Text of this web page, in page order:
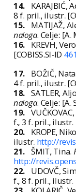
14.
KARAJBIĆ,
8 f. pril., ilustr.
15.
MATIJAŽ,
naloga. Celje: [A.
16.
KREVH,
[COBISS.SI-ID
17. BOŽIČ,
4 f. pril., ilustr.
18. SATLER,
naloga. Celje: [A.
19.
f., 3 f. pril., ilustr.
20.
KROPE,
ilustr. http://
21. ŠMIT, Tina.
http://
22.
UDOVČ,
f., 8 f. pril., ilustr.